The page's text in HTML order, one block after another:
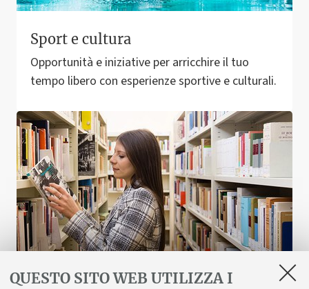
QUESTO SITO WEB UTILIZZA I
Sport e cultura
Opportunità e iniziative per arricchire il tuo
tempo libero con esperienze sportive e culturali.